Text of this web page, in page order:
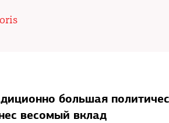
большая
весомый вклад